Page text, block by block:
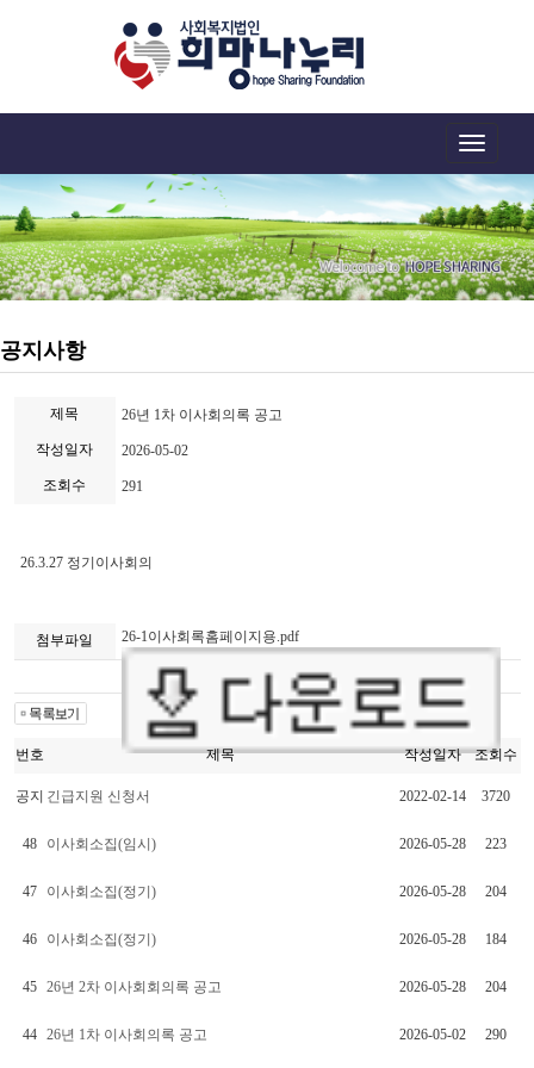
Toggle
navigation
공지사항
제목 26년 1차 이사회의록 공고
작성일자 2026-05-02
조회수 291
26.3.27 정기이사회의
첨부파일 26-1이사회록홈페이지용.pdf
번호 제목 작성일자 조회수
공지 긴급지원 신청서 2022-02-14 3720
48 이사회소집(임시) 2026-05-28 223
47 이사회소집(정기) 2026-05-28 204
46 이사회소집(정기) 2026-05-28 184
45 26년 2차 이사회회의록 공고 2026-05-28 204
44 26년 1차 이사회의록 공고 2026-05-02 290